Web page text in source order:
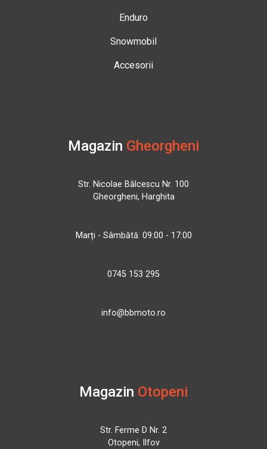
Enduro
Snowmobil
Accesorii
Magazin Gheorgheni
Str. Nicolae Bălcescu Nr. 100
Gheorgheni, Harghita
Marți - Sâmbătă: 09:00 - 17:00
0745 153 295
info@bbmoto.ro
Magazin Otopeni
Str. Ferme D Nr. 2
Otopeni, Ilfov